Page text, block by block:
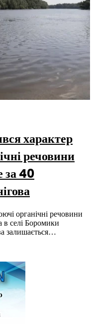
характер
речовини
за 40
органічні речовини
в селі Боромики
залишається…